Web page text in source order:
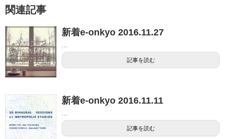
関連記事
新着e-onkyo 2016.11.27
記事を読む
新着e-onkyo 2016.11.11
記事を読む